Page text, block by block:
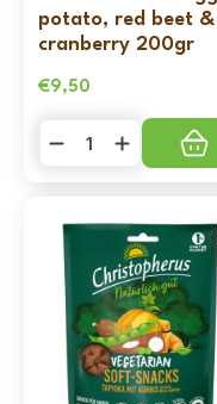
potato, red beet &
cranberry 200gr
€9,50
Purus
red
beet
cranberry
200gr
aantal